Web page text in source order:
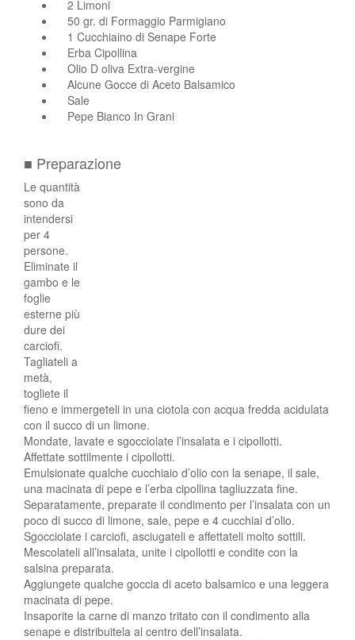
2 Limoni
50 gr. di Formaggio Parmigiano
1 Cucchiaino di Senape Forte
Erba Cipollina
Olio D oliva Extra-vergine
Alcune Gocce di Aceto Balsamico
Sale
Pepe Bianco In Grani
■ Preparazione
Le quantità
sono da
intendersi
per 4
persone.
Eliminate il
gambo e le
foglie
esterne più
dure dei
carciofi.
Tagliateli a
metà,
togliete il
fieno e immergeteli in una ciotola con acqua fredda acidulata
con il succo di un limone.
Mondate, lavate e sgocciolate l’insalata e i cipollotti.
Affettate sottilmente i cipollotti.
Emulsionate qualche cucchiaio d’olio con la senape, il sale,
una macinata di pepe e l’erba cipollina tagliuzzata fine.
Separatamente, preparate il condimento per l’insalata con un
poco di succo di limone, sale, pepe e 4 cucchiai d’olio.
Sgocciolate i carciofi, asciugateli e affettateli molto sottili.
Mescolateli all’insalata, unite i cipollotti e condite con la
salsina preparata.
Aggiungete qualche goccia di aceto balsamico e una leggera
macinata di pepe.
Insaporite la carne di manzo tritato con il condimento alla
senape e distribuitela al centro dell’insalata.